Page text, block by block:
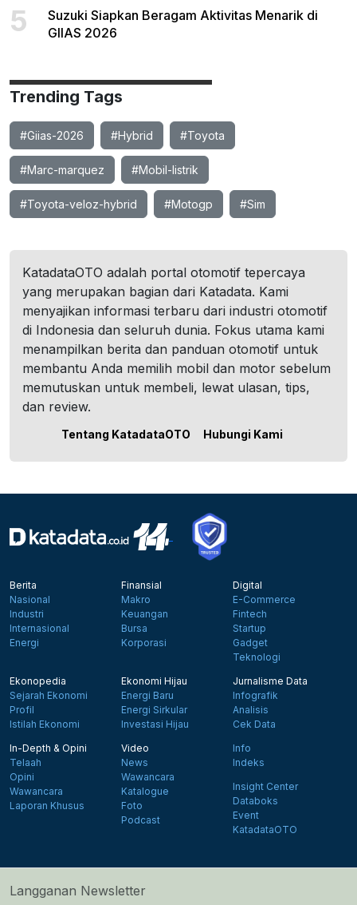
5
Suzuki Siapkan Beragam Aktivitas Menarik di
GIIAS 2026
Trending Tags
#Giias-2026 #Hybrid #Toyota
#Marc-marquez #Mobil-listrik
#Toyota-veloz-hybrid #Motogp #Sim
KatadataOTO adalah portal otomotif tepercaya
yang merupakan bagian dari Katadata. Kami
menyajikan informasi terbaru dari industri otomotif
di Indonesia dan seluruh dunia. Fokus utama kami
menampilkan berita dan panduan otomotif untuk
membantu Anda memilih mobil dan motor sebelum
memutuskan untuk membeli, lewat ulasan, tips,
dan review.
Tentang KatadataOTO Hubungi Kami
Berita
Nasional
Industri
Internasional
Energi
Finansial
Makro
Keuangan
Bursa
Korporasi
Digital
E-Commerce
Fintech
Startup
Gadget
Teknologi
Ekonopedia
Sejarah Ekonomi
Profil
Istilah Ekonomi
Ekonomi Hijau
Energi Baru
Energi Sirkular
Investasi Hijau
Jurnalisme Data
Infografik
Analisis
Cek Data
In-Depth & Opini
Telaah
Opini
Wawancara
Laporan Khusus
Video
News
Wawancara
Katalogue
Foto
Podcast
Info
Indeks
Insight Center
Databoks
Event
KatadataOTO
Langganan Newsletter